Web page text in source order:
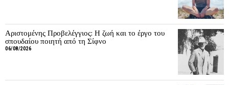
Αριστομένης Προβελέγγιος: Η ζωή και το έργο του
σπουδαίου ποιητή από τη Σίφνο
06/08/2026